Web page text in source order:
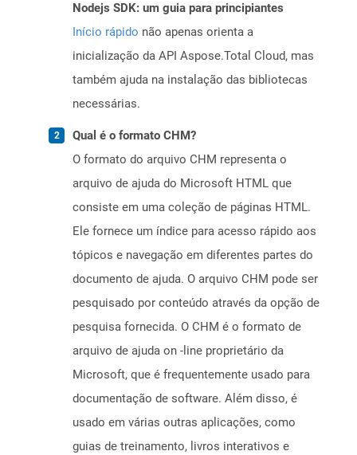
Nodejs SDK: um guia para principiantes
Início rápido não apenas orienta a
inicialização da API Aspose.Total Cloud, mas
também ajuda na instalação das bibliotecas
necessárias.
Qual é o formato CHM?
O formato do arquivo CHM representa o
arquivo de ajuda do Microsoft HTML que
consiste em uma coleção de páginas HTML.
Ele fornece um índice para acesso rápido aos
tópicos e navegação em diferentes partes do
documento de ajuda. O arquivo CHM pode ser
pesquisado por conteúdo através da opção de
pesquisa fornecida. O CHM é o formato de
arquivo de ajuda on -line proprietário da
Microsoft, que é frequentemente usado para
documentação de software. Além disso, é
usado em várias outras aplicações, como
guias de treinamento, livros interativos e